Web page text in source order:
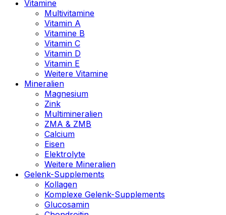
Vitamine
Multivitamine
Vitamin A
Vitamine B
Vitamin C
Vitamin D
Vitamin E
Weitere Vitamine
Mineralien
Magnesium
Zink
Multimineralien
ZMA & ZMB
Calcium
Eisen
Elektrolyte
Weitere Mineralien
Gelenk-Supplements
Kollagen
Komplexe Gelenk-Supplements
Glucosamin